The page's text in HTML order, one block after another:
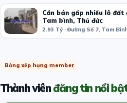
Cần bán gấp nhiều lô đất
Tam bình, Thủ đức
Bảng xếp hạng member
Thành viênđăng tin nổi